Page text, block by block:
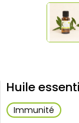
Huile
Immunité